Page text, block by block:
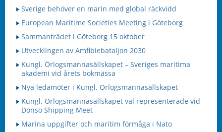
Sverige behöver en marin med global räckvidd
European Maritime Societies Meeting i Göteborg
Sammanträdet i Göteborg 15 oktober
Utvecklingen av Amfibiebataljon 2030
Kungl. Örlogsmannasällskapet – Sveriges maritima
akademi vid årets bokmässa
Nya ledamöter i Kungl. Örlogsmannasällskapet
Kungl. Örlogsmannasällskapet väl representerade vid
Donsö Shipping Meet
Marina uppgifter och maritim förmåga i Nato